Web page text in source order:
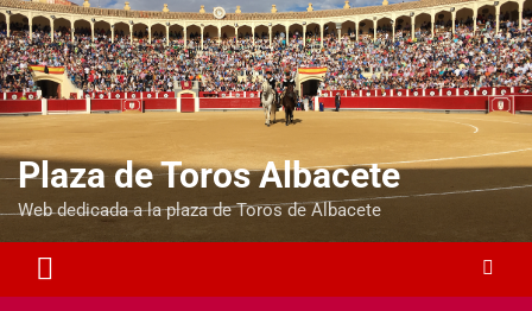
Plaza de Toros Albacete
Web dedicada a la plaza de Toros de Albacete